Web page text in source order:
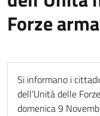
Forze
Si informano i
dell’Unità delle
domenica 9